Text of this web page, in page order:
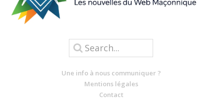
Une info à nous communiquer ?
Mentions légales
Contact